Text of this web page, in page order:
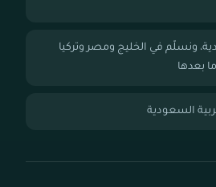
ونسلّم في الخليج ومصر وتركيا
بعدها
السعودية